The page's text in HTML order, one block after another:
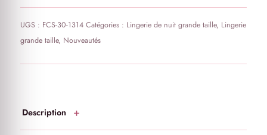
UGS : FCS-30-1314 Catégories : Lingerie de nuit grande taille, Lingerie
grande taille, Nouveautés
Description